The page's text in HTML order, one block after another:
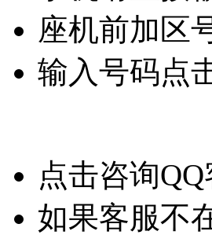
座机前加区
输入号码点
点击咨询QQ
如果客服不